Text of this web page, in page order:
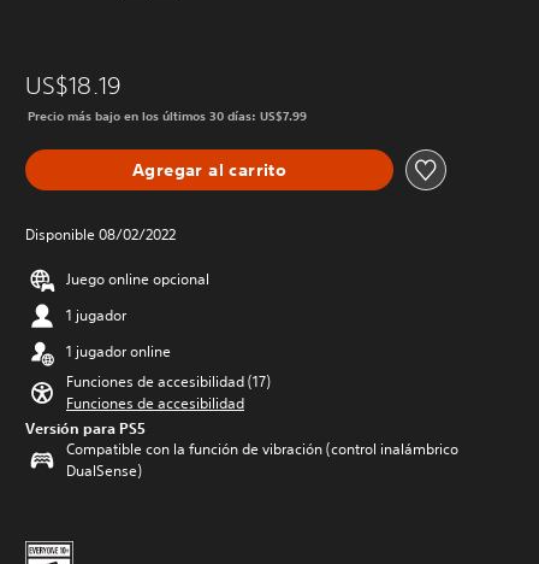
US$18.19
Precio más bajo en los últimos 30 días: US$7.99
Agregar al carrito
Disponible 08/02/2022
Juego online opcional
1 jugador
1 jugador online
Funciones de accesibilidad (17)
Funciones de accesibilidad
Versión para PS5
Compatible con la función de vibración (control inalámbrico
DualSense)